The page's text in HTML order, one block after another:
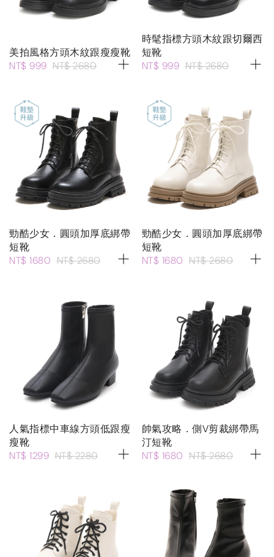
美拍風格方頭木紋跟瘦瘦靴
NT$ 999 NT$ 2680
時髦指標方頭木紋跟切爾西
短靴
NT$ 999 NT$ 2680
勁酷少女．圓頭加厚底綁帶
短靴
NT$ 1680 NT$ 2680
勁酷少女．圓頭加厚底綁帶
短靴
NT$ 1680 NT$ 2680
人氣指標中車線方頭低跟瘦
瘦靴
NT$ 1299 NT$ 2280
帥氣攻略．側V剪裁綁帶馬
汀短靴
NT$ 1680 NT$ 2680